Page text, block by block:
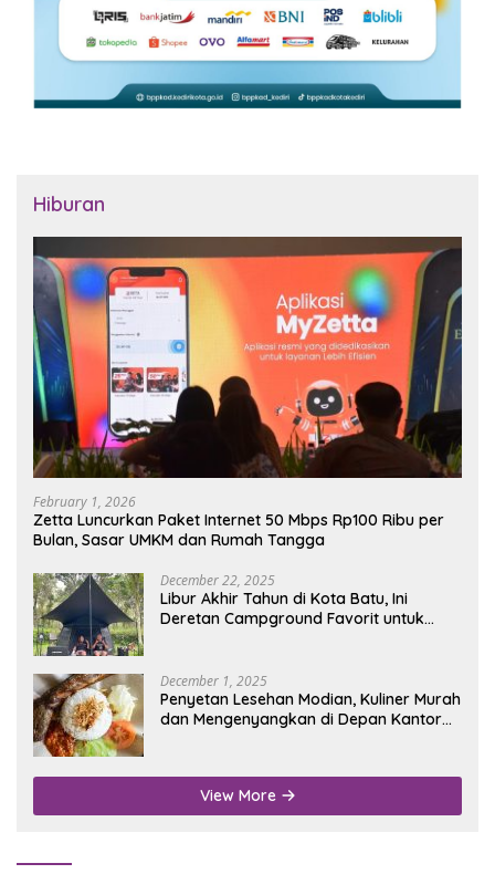
Hiburan
February 1, 2026
Zetta Luncurkan Paket Internet 50 Mbps Rp100 Ribu per
Bulan, Sasar UMKM dan Rumah Tangga
December 22, 2025
Libur Akhir Tahun di Kota Batu, Ini
Deretan Campground Favorit untuk
December 1, 2025
Penyetan Lesehan Modian, Kuliner Murah
dan Mengenyangkan di Depan Kantor
View More